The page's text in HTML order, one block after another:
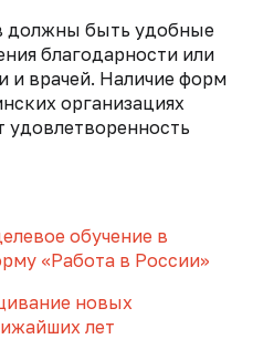
должны быть удобные
благодарности или
и врачей. Наличие форм
организациях
удовлетворенность
обучение в
«Работа в России»
новых
лет